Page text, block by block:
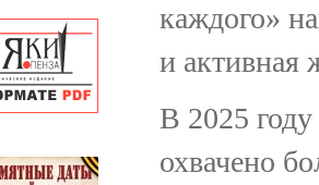
каждого»
и активная
В 2025
охвачено